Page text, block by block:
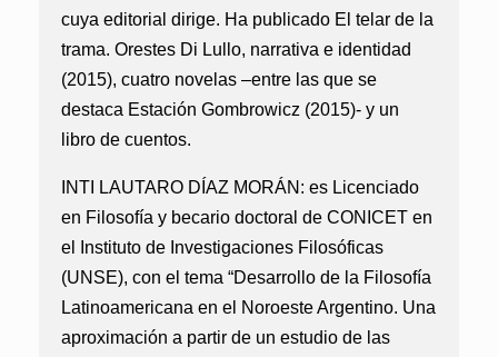
cuya editorial dirige. Ha publicado El telar de la
trama. Orestes Di Lullo, narrativa e identidad
(2015), cuatro novelas –entre las que se
destaca Estación Gombrowicz (2015)- y un
libro de cuentos.
INTI LAUTARO DÍAZ MORÁN: es Licenciado
en Filosofía y becario doctoral de CONICET en
el Instituto de Investigaciones Filosóficas
(UNSE), con el tema “Desarrollo de la Filosofía
Latinoamericana en el Noroeste Argentino. Una
aproximación a partir de un estudio de las